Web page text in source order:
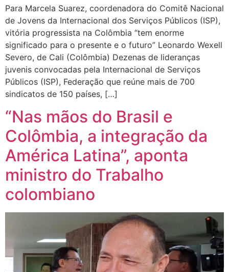
Para Marcela Suarez, coordenadora do Comitê Nacional
de Jovens da Internacional dos Serviços Públicos (ISP),
vitória progressista na Colômbia “tem enorme
significado para o presente e o futuro” Leonardo Wexell
Severo, de Cali (Colômbia) Dezenas de lideranças
juvenis convocadas pela Internacional de Serviços
Públicos (ISP), Federação que reúne mais de 700
sindicatos de 150 países, […]
“Nas mãos do Brasil e
Colômbia, a integração da
América Latina”, aponta
ministro do Trabalho
colombiano